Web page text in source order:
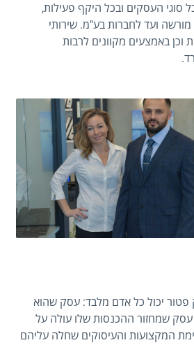
העסקים ובכל היקף פעילות,
ועד לחברות בע"מ. שירותי
וכן באמצעים מקוונים לרבות
יכול כל אדם מלבד: עסק שהוא
שמחזור ההכנסות שלו עולה על
המקצועות והעיסוקים שחלה עליהם